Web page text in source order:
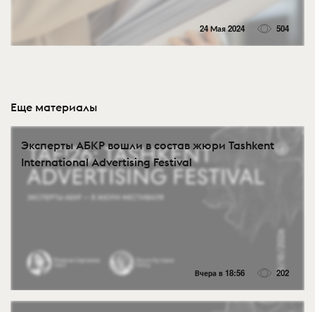
24 Мая 2024 504
Еще материалы
Эксперты АБКР вошли в состав жюри Tashkent
International Advertising Festival
Вчера в 18:56 202